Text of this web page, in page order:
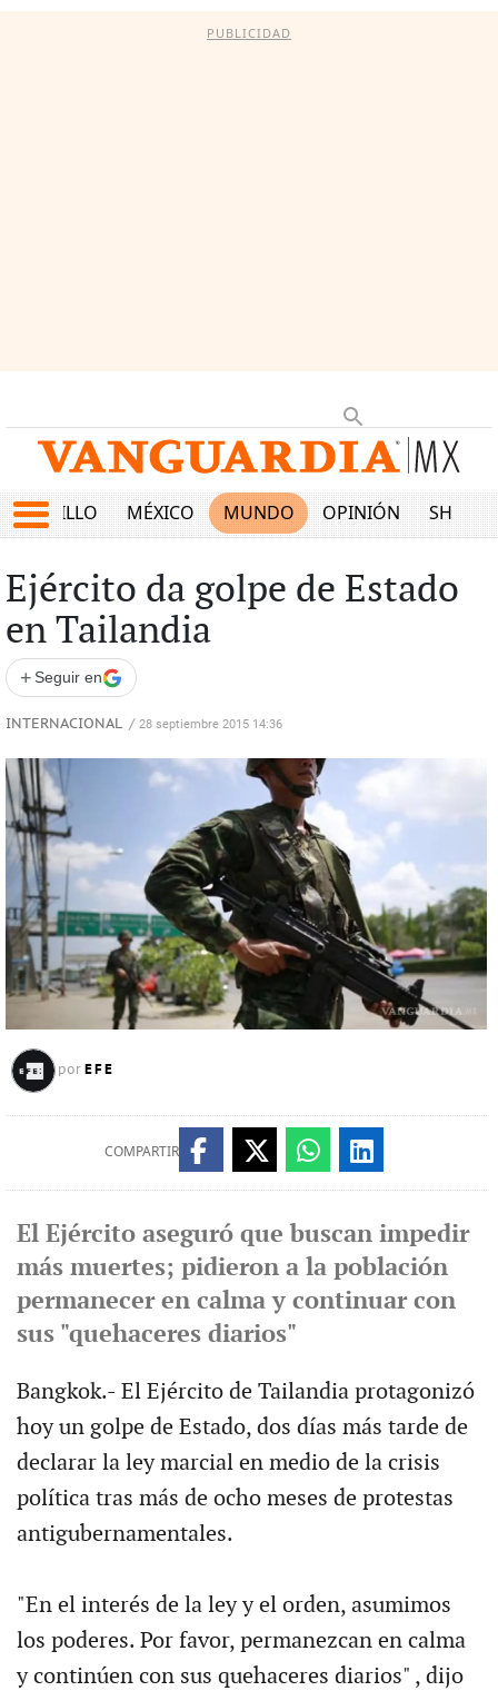
PUBLICIDAD
SALTILLO MÉXICO MUNDO OPINIÓN SHOW
Ejército da golpe de Estado
en Tailandia
+ Seguir en
INTERNACIONAL / 28 septiembre 2015 14:36
por EFE
COMPARTIR
El Ejército aseguró que buscan impedir
más muertes; pidieron a la población
permanecer en calma y continuar con
sus "quehaceres diarios"
Bangkok.- El Ejército de Tailandia protagonizó
hoy un golpe de Estado, dos días más tarde de
declarar la ley marcial en medio de la crisis
política tras más de ocho meses de protestas
antigubernamentales.
"En el interés de la ley y el orden, asumimos
los poderes. Por favor, permanezcan en calma
y continúen con sus quehaceres diarios" , dijo